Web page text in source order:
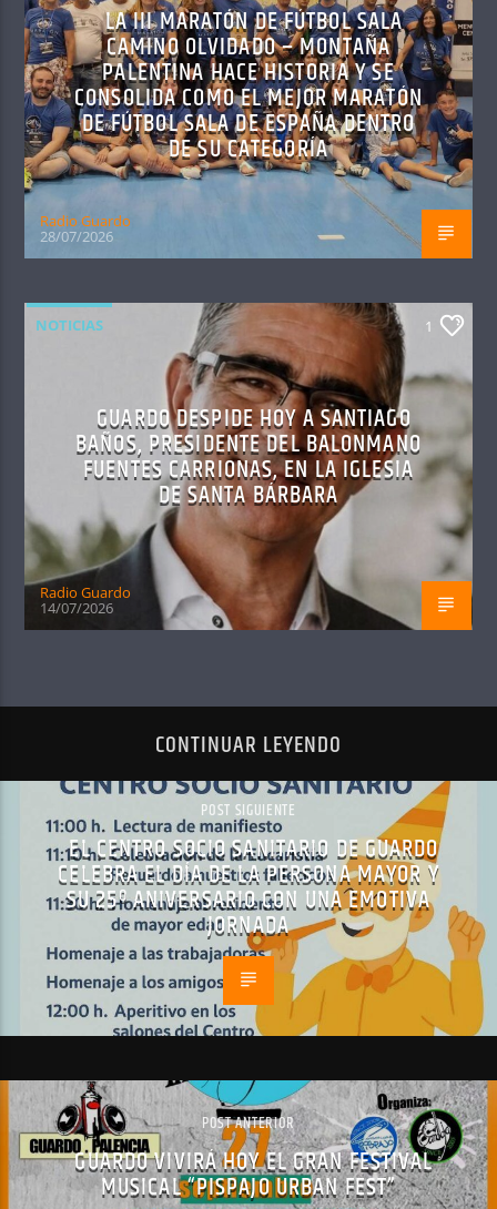
LA III MARATÓN DE FÚTBOL SALA
CAMINO OLVIDADO – MONTAÑA
PALENTINA HACE HISTORIA Y SE
CONSOLIDA COMO EL MEJOR MARATÓN
DE FÚTBOL SALA DE ESPAÑA DENTRO
DE SU CATEGORÍA
Radio Guardo
28/07/2026
NOTICIAS 1
GUARDO DESPIDE HOY A SANTIAGO
BAÑOS, PRESIDENTE DEL BALONMANO
FUENTES CARRIONAS, EN LA IGLESIA
DE SANTA BÁRBARA
Radio Guardo
14/07/2026
CONTINUAR LEYENDO
POST SIGUIENTE
EL CENTRO SOCIO SANITARIO DE GUARDO
CELEBRA EL DÍA DE LA PERSONA MAYOR Y
SU 25º ANIVERSARIO CON UNA EMOTIVA
JORNADA
POST ANTERIOR
GUARDO VIVIRÁ HOY EL GRAN FESTIVAL
MUSICAL “PISPAJO URBAN FEST”